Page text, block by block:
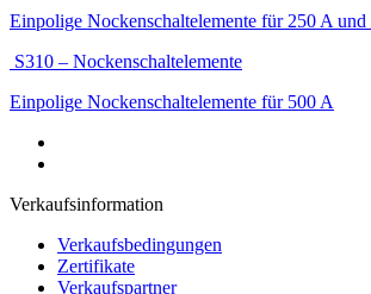
Einpolige Nockenschaltelemente für 250 A und
S310 – Nockenschaltelemente
Einpolige Nockenschaltelemente für 500 A
Verkaufsinformation
Verkaufsbedingungen
Zertifikate
Verkaufspartner